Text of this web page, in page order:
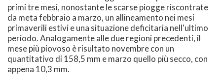
primi tre mesi, nonostante le scarse piogge riscontrate
da meta febbraio a marzo, un allineamento nei mesi
primaverili estivi e una situazione deficitaria nell'ultimo
periodo. Analogamente alle due regioni precedenti, il
mese più piovoso è risultato novembre con un
quantitativo di 158,5 mm e marzo quello più secco, con
appena 10,3 mm.